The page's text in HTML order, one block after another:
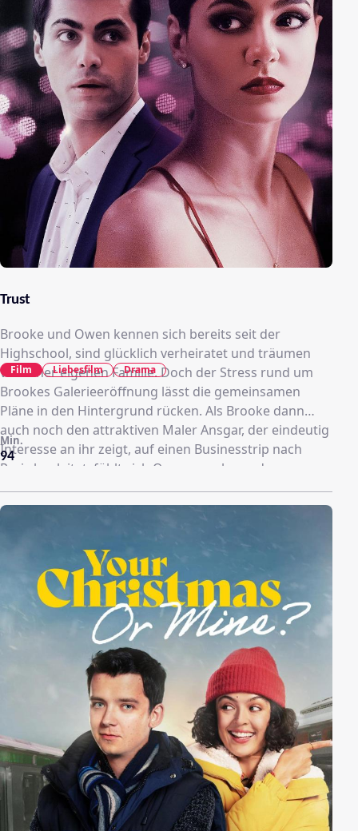
Trust
Brooke und Owen kennen sich bereits seit der
Highschool, sind glücklich verheiratet und träumen
von einer eigenen Familie. Doch der Stress rund um
Brookes Galerieeröffnung lässt die gemeinsamen
Pläne in den Hintergrund rücken. Als Brooke dann
auch noch den attraktiven Maler Ansgar, der eindeutig
Interesse an ihr zeigt, auf einen Businesstrip nach
Paris begleitet, fühlt sich Owen zunehmend
vernachlässigt. Während er zu Hause bei der
verführerischen Journalistikstudentin Amy Trost
findet, fällt es auch Brooke immer schwerer, den
Avancen des charmanten Künstlers zu widerstehen.
Beziehungsdrama mit attraktiven US-(Serien-)Stars.
94
Min.
Film Liebesfilm Drama